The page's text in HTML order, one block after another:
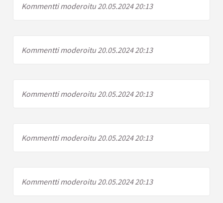
Kommentti moderoitu 20.05.2024 20:13
Kommentti moderoitu 20.05.2024 20:13
Kommentti moderoitu 20.05.2024 20:13
Kommentti moderoitu 20.05.2024 20:13
Kommentti moderoitu 20.05.2024 20:13